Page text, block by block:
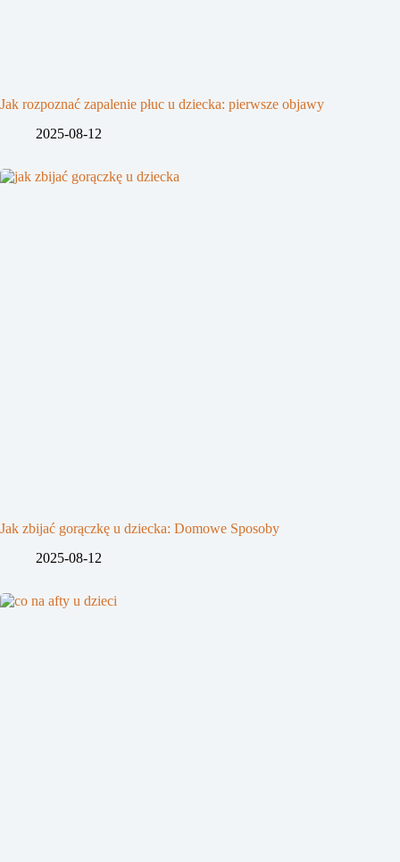
Jak rozpoznać zapalenie płuc u dziecka: pierwsze objawy
2025-08-12
Jak zbijać gorączkę u dziecka: Domowe Sposoby
2025-08-12